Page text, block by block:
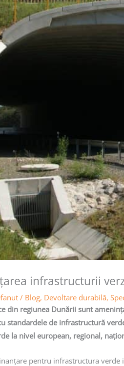
infrastructurii
/ Blog, Devoltare durabilă,
din regiunea Dunării sunt
standardele de infrastructură
la nivel european, regional,
pentru infrastructura verde